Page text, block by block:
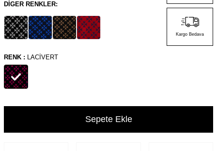
DIGER RENKLER:
Kargo Bedava
RENK : LACIVERT
Sepete Ekle